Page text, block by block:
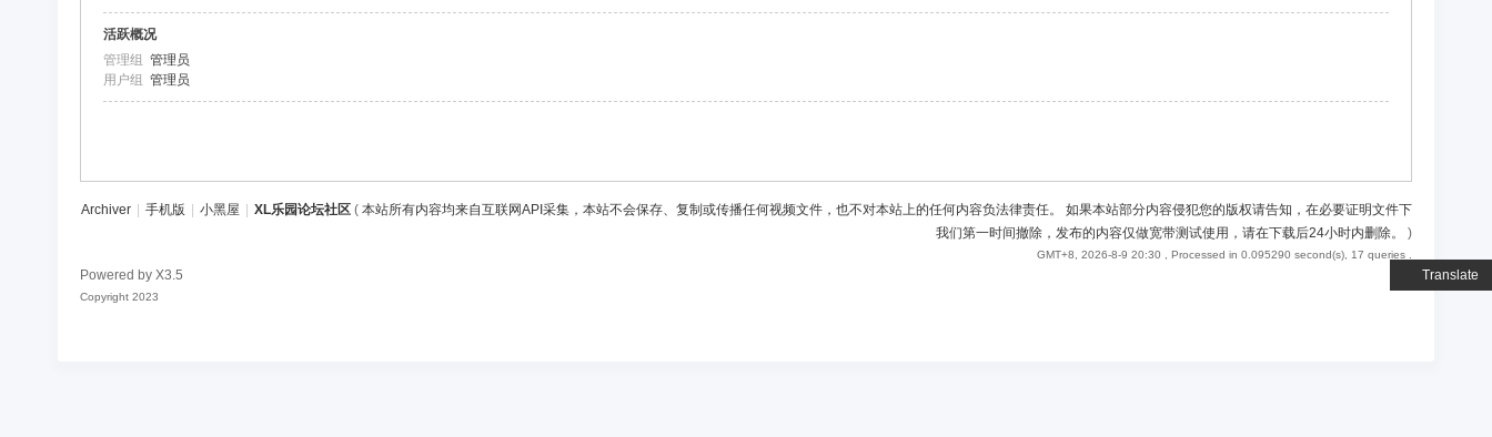
Translate
活跃概况
管理组 管理员
用户组 管理员
Archiver 手机版 小黑屋 XL乐园论坛社区 ( 本站所有内容均来自互联网API采集，本站不会保存、复制或传播任何视频文件，也不对本站上的任何内容负法律责任。 如果本站部分内容侵犯您的版权请告知，在必要证明文件下
我们第一时间撤除，发布的内容仅做宽带测试使用，请在下载后24小时内删除。
)
GMT+8, 2026-8-9 20:30 , Processed in 0.095290 second(s), 17 queries .
Powered by X3.5
Copyright 2023